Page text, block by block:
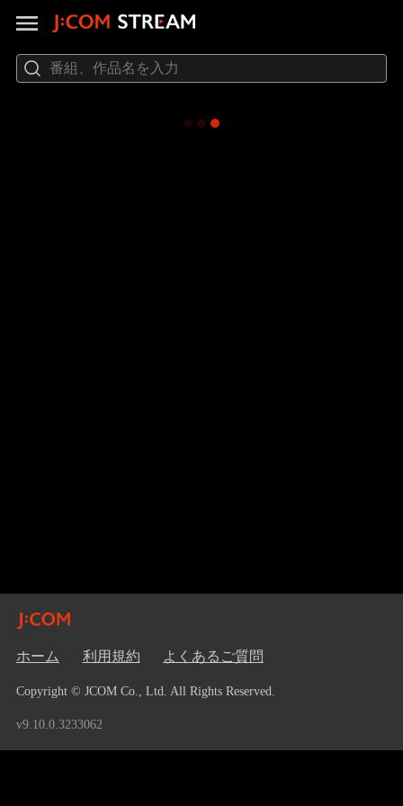
ホーム 利用規約 よくあるご質問
Copyright © JCOM Co., Ltd. All Rights Reserved.
v9.10.0.3233062